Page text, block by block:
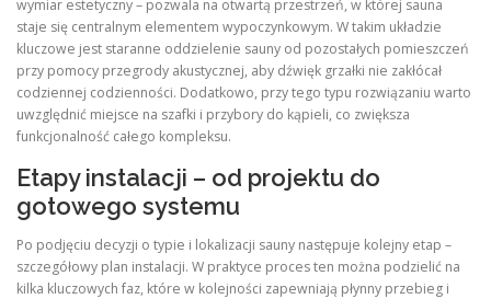
wymiar estetyczny – pozwala na otwartą przestrzeń, w której sauna
staje się centralnym elementem wypoczynkowym. W takim układzie
kluczowe jest staranne oddzielenie sauny od pozostałych pomieszczeń
przy pomocy przegrody akustycznej, aby dźwięk grzałki nie zakłócał
codziennej codzienności. Dodatkowo, przy tego typu rozwiązaniu warto
uwzględnić miejsce na szafki i przybory do kąpieli, co zwiększa
funkcjonalność całego kompleksu.
Etapy instalacji – od projektu do
gotowego systemu
Po podjęciu decyzji o typie i lokalizacji sauny następuje kolejny etap –
szczegółowy plan instalacji. W praktyce proces ten można podzielić na
kilka kluczowych faz, które w kolejności zapewniają płynny przebieg i